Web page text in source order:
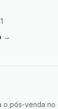
→
o pós-venda no